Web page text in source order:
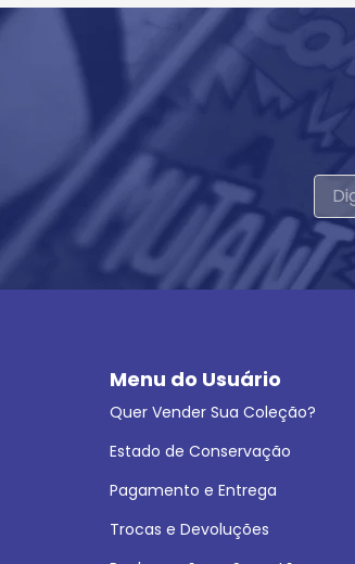
Menu do Usuário
Quer Vender Sua Coleção?
Estado de Conservação
Pagamento e Entrega
Trocas e Devoluções